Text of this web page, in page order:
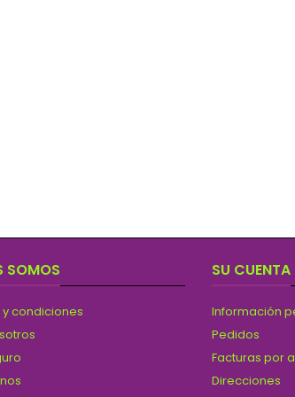
SOMOS
condiciones
SU CUENTA
Información
Pedidos
Facturas por
Direcciones